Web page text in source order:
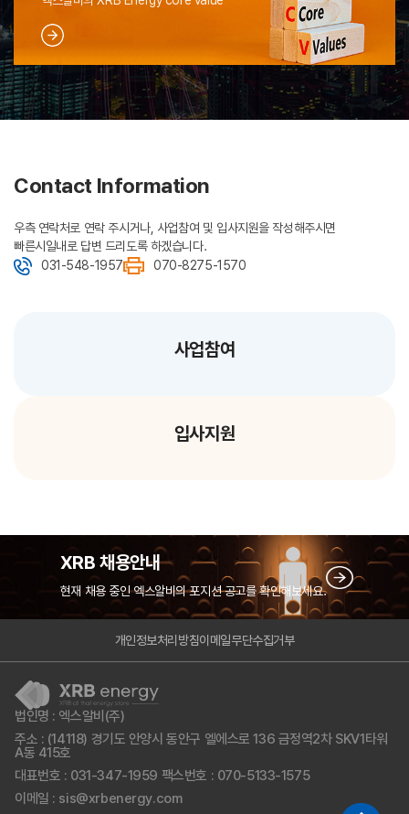
Contact Information
우측 연락처로 연락 주시거나, 사업참여 및 입사지원을 작성해주시면
빠른시일내로 답변 드리도록 하겠습니다.
031-548-1957
070-8275-1570
사업참여
입사지원
XRB 채용안내
현재 채용 중인 엑스알비의 포지션 공고를 확인해보세요.
개인정보처리방침이메일무단수집거부
법인명 : 엑스알비(주)
주소 : (14118) 경기도 안양시 동안구 엘에스로 136 금정역2차 SKV1타워
A동 415호
대표번호 : 031-347-1959 팩스번호 : 070-5133-1575
이메일 : sis@xrbenergy.com